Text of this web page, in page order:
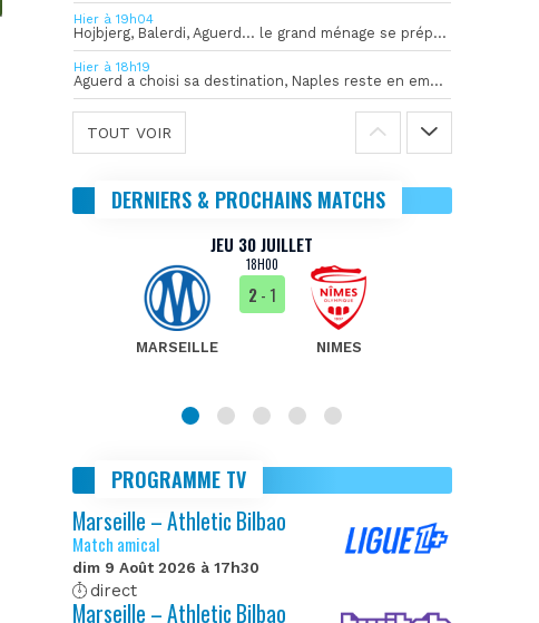
Hier à 19h04
Hojbjerg, Balerdi, Aguerd… le grand ménage se prépare
Hier à 18h19
Aguerd a choisi sa destination, Naples reste en embuscade
TOUT VOIR
DERNIERS & PROCHAINS MATCHS
JEU 30 JUILLET
18H00
MARSEILLE
2- 1
NIMES
PROGRAMME TV
Marseille – Athletic Bilbao
Match amical
dim 9 Août 2026 à 17h30
direct
Marseille – Athletic Bilbao